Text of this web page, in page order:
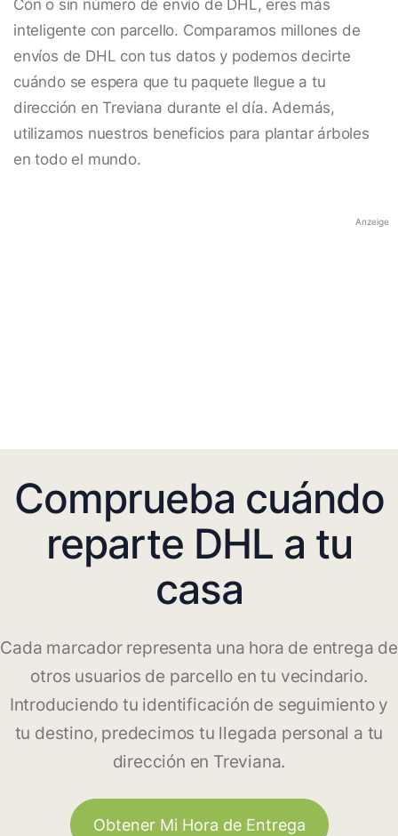
Con o sin número de envío de DHL, eres más
inteligente con parcello. Comparamos millones de
envíos de DHL con tus datos y podemos decirte
cuándo se espera que tu paquete llegue a tu
dirección en Treviana durante el día. Además,
utilizamos nuestros beneficios para plantar árboles
en todo el mundo.
Anzeige
Comprueba cuándo
reparte DHL a tu
casa
Cada marcador representa una hora de entrega de
otros usuarios de parcello en tu vecindario.
Introduciendo tu identificación de seguimiento y
tu destino, predecimos tu llegada personal a tu
dirección en Treviana.
Obtener Mi Hora de Entrega